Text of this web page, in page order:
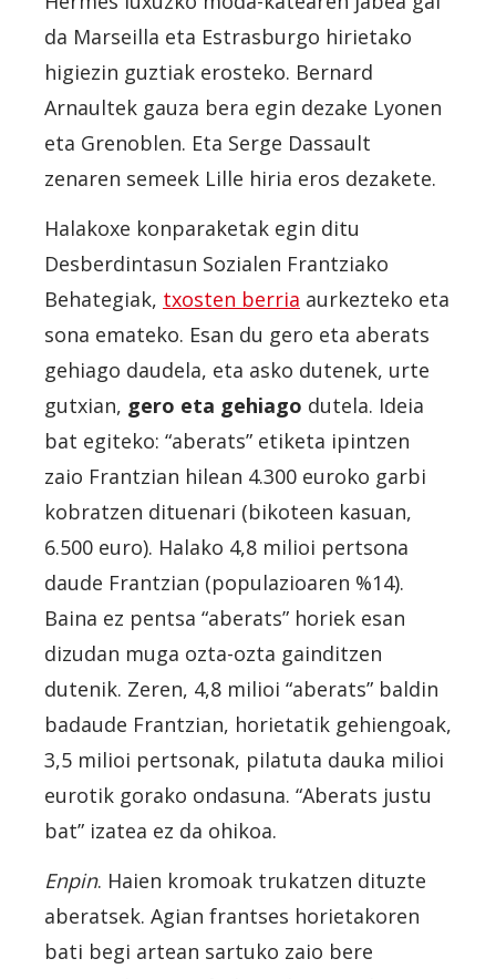
da Marseilla eta Estrasburgo hirietako
higiezin guztiak erosteko. Bernard
Arnaultek gauza bera egin dezake Lyonen
eta Grenoblen. Eta Serge Dassault
zenaren semeek Lille hiria eros dezakete.
Halakoxe konparaketak egin ditu
Desberdintasun Sozialen Frantziako
Behategiak, txosten berria aurkezteko eta
sona emateko. Esan du gero eta aberats
gehiago daudela, eta asko dutenek, urte
gutxian, gero eta gehiago dutela. Ideia
bat egiteko: “aberats” etiketa ipintzen
zaio Frantzian hilean 4.300 euroko garbi
kobratzen dituenari (bikoteen kasuan,
6.500 euro). Halako 4,8 milioi pertsona
daude Frantzian (populazioaren %14).
Baina ez pentsa “aberats” horiek esan
dizudan muga ozta-ozta gainditzen
dutenik. Zeren, 4,8 milioi “aberats” baldin
badaude Frantzian, horietatik gehiengoak,
3,5 milioi pertsonak, pilatuta dauka milioi
eurotik gorako ondasuna. “Aberats justu
bat” izatea ez da ohikoa.
Enpin. Haien kromoak trukatzen dituzte
aberatsek. Agian frantses horietakoren
bati begi artean sartuko zaio bere